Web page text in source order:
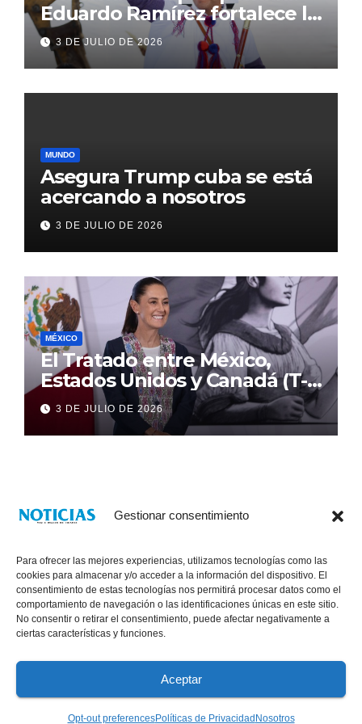
Gestionar consentimiento
Para ofrecer las mejores experiencias, utilizamos tecnologías como las
cookies para almacenar y/o acceder a la información del dispositivo. El
consentimiento de estas tecnologías nos permitirá procesar datos como el
comportamiento de navegación o las identificaciones únicas en este sitio.
No consentir o retirar el consentimiento, puede afectar negativamente a
ciertas características y funciones.
Aceptar
Opt-out preferencesPolíticas de Privacidad Nosotros
Eduardo Ramírez fortalece la
transformación de Aldama
con inversión histórica
3 DE JULIO DE 2026
MUNDO
Asegura Trump cuba se está
acercando a nosotros
3 DE JULIO DE 2026
MÉXICO
El Tratado entre México,
Estados Unidos y Canadá (T-
MEC) se mantiene hasta el
2036: Presidenta Claudia
Sheinbaum
3 DE JULIO DE 2026
® Derechos Reservados 2026|
Chiapas. VENTAS: 961 6120154